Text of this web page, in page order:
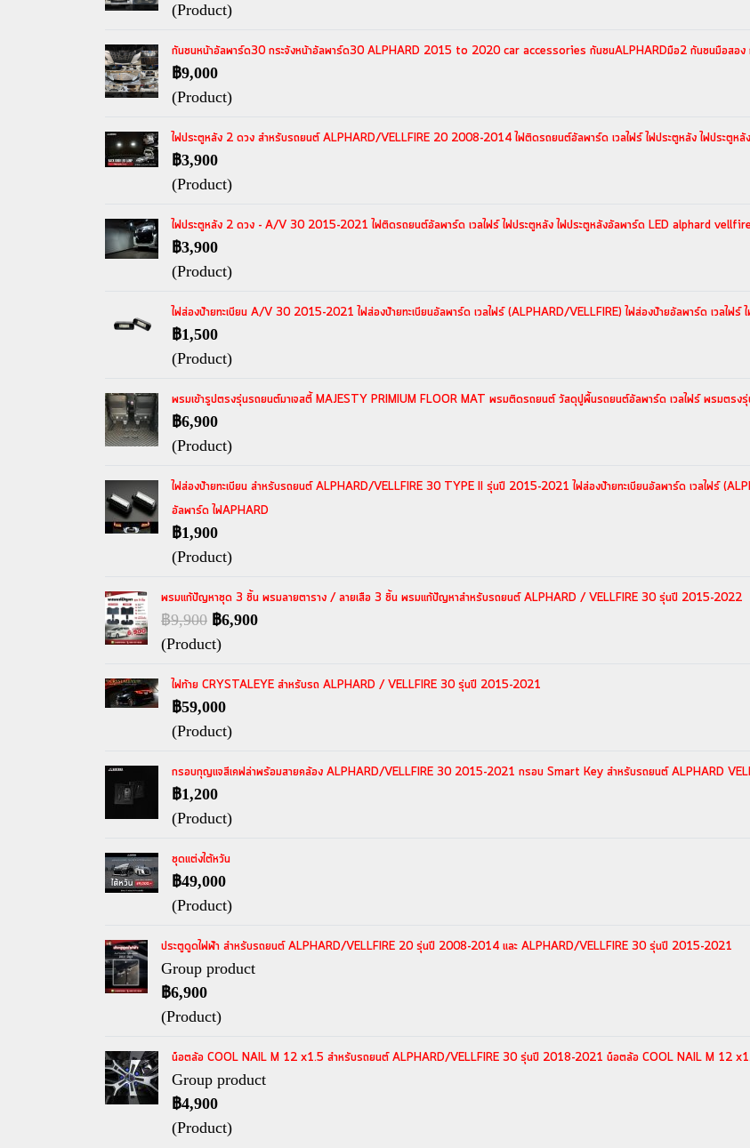
(Product)
กันชนหน้าอัลพาร์ด30 กระจังหน้าอัลพาร์ด30 ALPHARD 2015 to 2020 car accessories กันชนALPHARDมือ2 กันชนมือสอง
฿9,000
(Product)
ไฟประตูหลัง 2 ดวง สำหรับรถยนต์ ALPHARD/VELLFIRE 20 2008-2014 ไฟติดรถยนต์อัลพาร์ด เวลไฟร์ ไฟประตูหลัง ไฟประตู
฿3,900
(Product)
ไฟประตูหลัง 2 ดวง - A/V 30 2015-2021 ไฟติดรถยนต์อัลพาร์ด เวลไฟร์ ไฟประตูหลัง ไฟประตูหลังอัลพาร์ด LED alphard
฿3,900
(Product)
ไฟส่องป้ายทะเบียน A/V 30 2015-2021 ไฟส่องป้ายทะเบียนอัลพาร์ด เวลไฟร์ (ALPHARD/VELLFIRE) ไฟส่องป้ายอัลพาร์ด เวลไฟร์
฿1,500
(Product)
พรมเข้ารูปตรงรุ่นรถยนต์มาเจสตี้ MAJESTY PRIMIUM FLOOR MAT พรมติดรถยนต์ วัสดุปูพื้นรถยนต์อัลพาร์ด เวลไฟร์ พรมตรงรุ่
฿6,900
(Product)
ไฟส่องป้ายทะเบียน สำหรับรถยนต์ ALPHARD/VELLFIRE 30 TYPE II รุ่นปี 2015-2021 ไฟส่องป้ายทะเบียนอัลพาร์ด เวลไฟร์
อัลพาร์ด ไฟAPHARD
฿1,900
(Product)
พรมแก้ปัญหาชุด 3 ชิ้น พรมลายตาราง / ลายเสือ 3 ชิ้น พรมแก้ปัญหาสำหรับรถยนต์ ALPHARD / VELLFIRE 30 รุ่นปี 2015-2022
฿9,900 ฿6,900
(Product)
ไฟท้าย CRYSTALEYE สำหรับรถ ALPHARD / VELLFIRE 30 รุ่นปี 2015-2021
฿59,000
(Product)
กรอบกุญแจสีเคฟล่าพร้อมสายคล้อง ALPHARD/VELLFIRE 30 2015-2021 กรอบ Smart Key สำหรับรถยนต์ ALPHARD
฿1,200
(Product)
ชุดแต่งไต้หวัน
฿49,000
(Product)
ประตูดูดไฟฟ้า สำหรับรถยนต์ ALPHARD/VELLFIRE 20 รุ่นปี 2008-2014 และ ALPHARD/VELLFIRE 30 รุ่นปี 2015-2021
Group product
฿6,900
(Product)
น็อตล้อ COOL NAIL M 12 x1.5 สำหรับรถยนต์ ALPHARD/VELLFIRE 30 รุ่นปี 2018-2021 น็อตล้อ COOL NAIL M 12
Group product
฿4,900
(Product)